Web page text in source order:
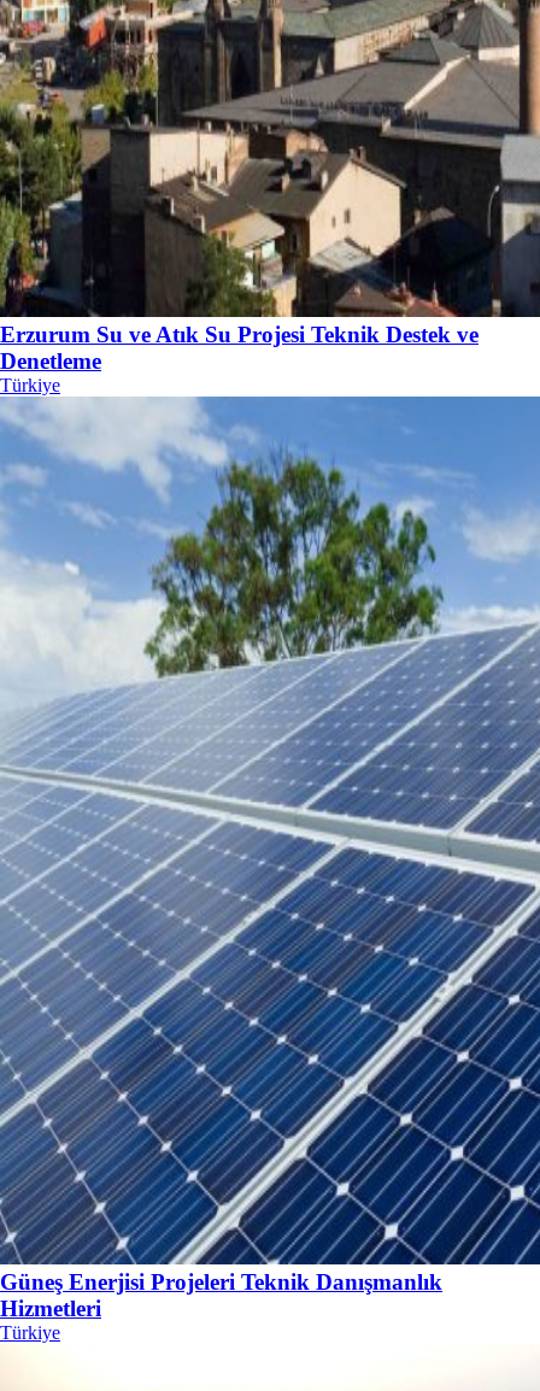
Erzurum Su ve Atık Su Projesi Teknik Destek ve
Denetleme
Türkiye
Güneş Enerjisi Projeleri Teknik Danışmanlık
Hizmetleri
Türkiye